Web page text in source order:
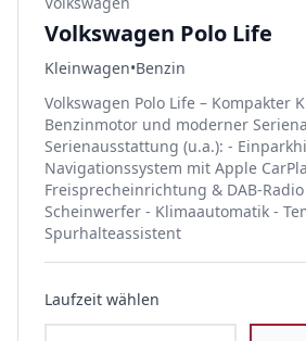
Volkswagen Polo Life
Kleinwagen•Benzin
Volkswagen Polo Life – Kompakter
Benzinmotor und moderner
Serienausstattung (u.a.): -
Navigationssystem mit Apple
Freisprecheinrichtung & DAB-Radio
Scheinwerfer - Klimaautomatik -
Spurhalteassistent
Laufzeit wählen